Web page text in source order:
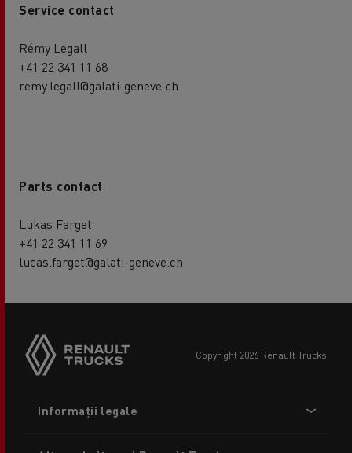
Service contact
Rémy Legall
+41 22 341 11 68
remy.legall@galati-geneve.ch
Parts contact
Lukas Farget
+41 22 341 11 69
lucas.farget@galati-geneve.ch
copyright 2026 Renault Trucks
menu
Informații legale